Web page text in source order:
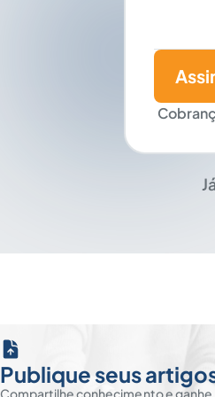
Publique seus
Compartilhe conhecimento e ganhe